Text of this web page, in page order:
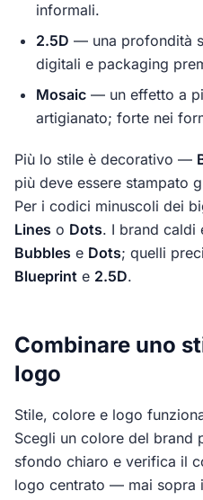
informali.
2.5D — una profondità
digitali e packaging
Mosaic — un effetto a
artigianato; forte nei
Più lo stile è decorativo —
più deve essere stampato
Per i codici minuscoli dei
Lines o Dots. I brand caldi
Bubbles e Dots; quelli
Blueprint e 2.5D.
Combinare uno
logo
Stile, colore e logo
Scegli un colore del brand
sfondo chiaro e verifica il
logo centrato — mai sopra